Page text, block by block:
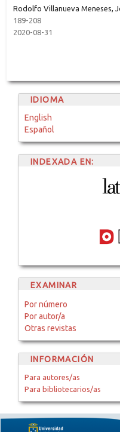
Rodolfo Villanueva Meneses,
189-208
2020-08-31
IDIOMA
English
Español
INDEXADA EN:
EXAMINAR
Por número
Por autor/a
Otras revistas
INFORMACIÓN
Para autores/as
Para bibliotecarios/as